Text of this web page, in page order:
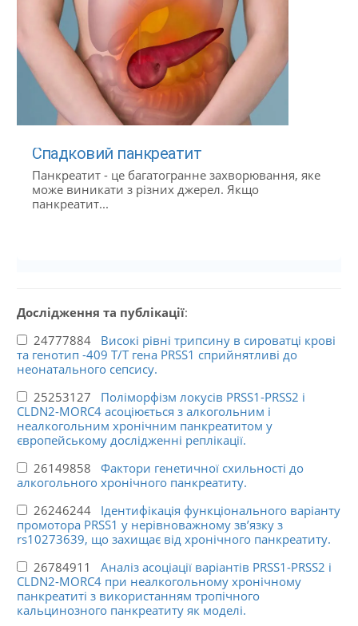
Спадковий панкреатит
Панкреатит - це багатогранне захворювання, яке
може виникати з різних джерел. Якщо
панкреатит...
Дослідження та публікації:
24777884 Високі рівні трипсину в сироватці крові
та генотип -409 T/T гена PRSS1 сприйнятливі до
неонатального сепсису.
25253127 Поліморфізм локусів PRSS1-PRSS2 і
CLDN2-MORC4 асоціюється з алкогольним і
неалкогольним хронічним панкреатитом у
європейському дослідженні реплікації.
26149858 Фактори генетичної схильності до
алкогольного хронічного панкреатиту.
26246244 Ідентифікація функціонального варіанту
промотора PRSS1 у нерівноважному зв’язку з
rs10273639, що захищає від хронічного панкреатиту.
26784911 Аналіз асоціації варіантів PRSS1-PRSS2 і
CLDN2-MORC4 при неалкогольному хронічному
панкреатиті з використанням тропічного
кальцинозного панкреатиту як моделі.